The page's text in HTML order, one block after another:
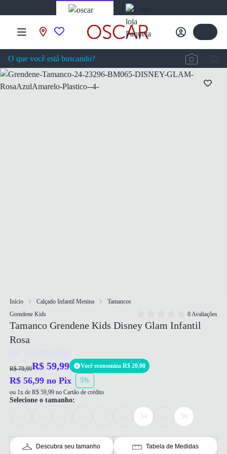
Início Calçado Infantil Menina
Tamancos
Grendene Kids
0 Avaliações
Tamanco Grendene Kids Disney Glam Infantil
Rosa
Ref: 7900204260688
R$ 79,99R$ 59,99 Você economiza R$ 20,00
R$ 56,99 no Pix 5%
ou 1x de R$ 59,99 no Cartão de crédito
Selecione o tamanho:
34 36
Descubra seu tamanho Tabela de Medidas